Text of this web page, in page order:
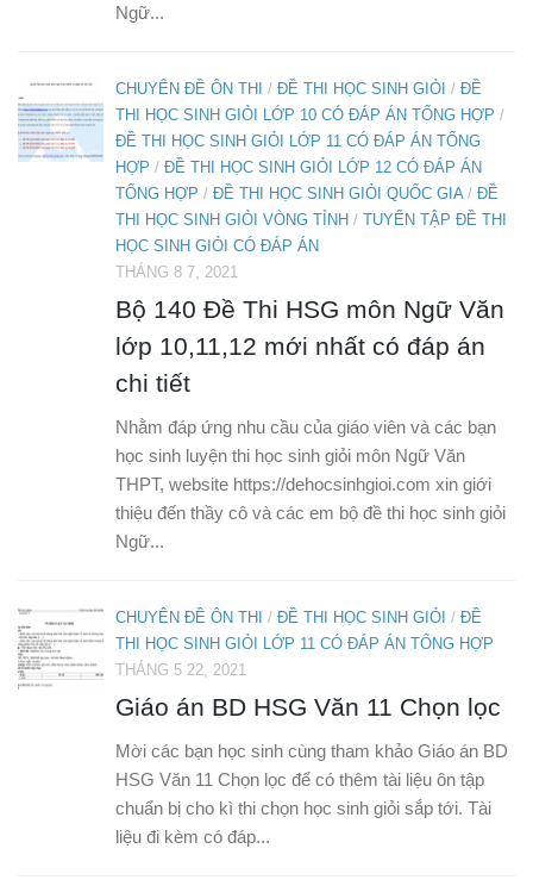
Ngữ...
CHUYÊN ĐỀ ÔN THI / ĐỀ THI HỌC SINH GIỎI / ĐỀ
THI HỌC SINH GIỎI LỚP 10 CÓ ĐÁP ÁN TỔNG HỢP /
ĐỀ THI HỌC SINH GIỎI LỚP 11 CÓ ĐÁP ÁN TỔNG
HỢP / ĐỀ THI HỌC SINH GIỎI LỚP 12 CÓ ĐÁP ÁN
TỔNG HỢP / ĐỀ THI HỌC SINH GIỎI QUỐC GIA / ĐỀ
THI HỌC SINH GIỎI VÒNG TỈNH / TUYỂN TẬP ĐỀ THI
HỌC SINH GIỎI CÓ ĐÁP ÁN
THÁNG 8 7, 2021
Bộ 140 Đề Thi HSG môn Ngữ Văn
lớp 10,11,12 mới nhất có đáp án
chi tiết
Nhằm đáp ứng nhu cầu của giáo viên và các bạn
học sinh luyện thi học sinh giỏi môn Ngữ Văn
THPT, website https://dehocsinhgioi.com xin giới
thiệu đến thầy cô và các em bộ đề thi học sinh giỏi
Ngữ...
CHUYÊN ĐỀ ÔN THI / ĐỀ THI HỌC SINH GIỎI / ĐỀ
THI HỌC SINH GIỎI LỚP 11 CÓ ĐÁP ÁN TỔNG HỢP
THÁNG 5 22, 2021
Giáo án BD HSG Văn 11 Chọn lọc
Mời các bạn học sinh cùng tham khảo Giáo án BD
HSG Văn 11 Chọn lọc để có thêm tài liệu ôn tập
chuẩn bị cho kì thi chọn học sinh giỏi sắp tới. Tài
liệu đi kèm có đáp...